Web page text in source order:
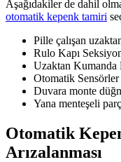
Aşağıdakiler de dahil
otomatik kepenk tamiri
Pille çalışan
Rulo Kapı
Uzaktan Kumanda
Otomatik Sensörler
Duvara monte
Yana menteşeli
Otomatik
Arızalanması